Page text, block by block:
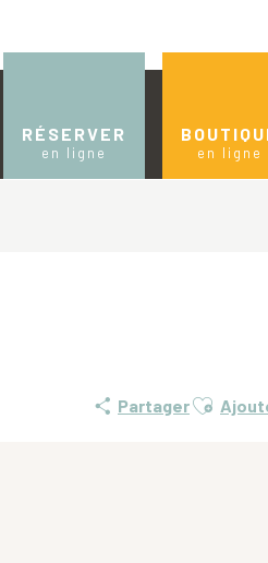
RÉSERVER
en ligne en ligne
PartagerAjouter